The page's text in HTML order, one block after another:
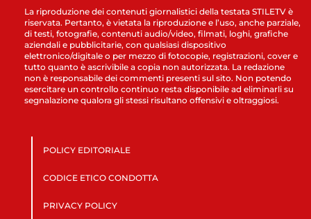
La riproduzione dei contenuti giornalistici della testata STILETV è
riservata. Pertanto, è vietata la riproduzione e l’uso, anche parziale,
di testi, fotografie, contenuti audio/video, filmati, loghi, grafiche
aziendali e pubblicitarie, con qualsiasi dispositivo
elettronico/digitale o per mezzo di fotocopie, registrazioni, cover e
tutto quanto è ascrivibile a copia non autorizzata. La redazione
non è responsabile dei commenti presenti sul sito. Non potendo
esercitare un controllo continuo resta disponibile ad eliminarli su
segnalazione qualora gli stessi risultano offensivi e oltraggiosi.
POLICY EDITORIALE
CODICE ETICO CONDOTTA
PRIVACY POLICY